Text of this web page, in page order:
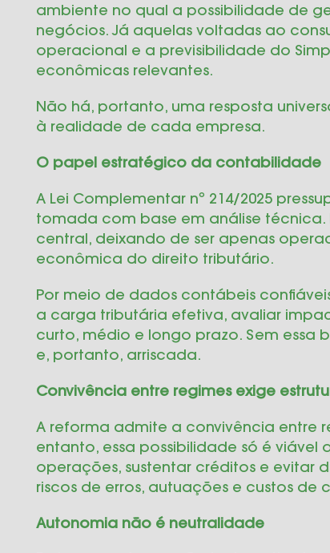
ambiente no qual a possibilidade de
negócios. Já aquelas voltadas ao
operacional e a previsibilidade do
econômicas relevantes.
Não há, portanto, uma resposta
à realidade de cada empresa.
O papel estratégico da contabilidade
A Lei Complementar nº 214/2025
tomada com base em análise técnica.
central, deixando de ser apenas
econômica do direito tributário.
Por meio de dados contábeis
a carga tributária efetiva, avaliar
curto, médio e longo prazo. Sem
e, portanto, arriscada.
Convivência entre regimes exige
A reforma admite a convivência entre
entanto, essa possibilidade só é
operações, sustentar créditos e evitar
riscos de erros, autuações e custos de
Autonomia não é neutralidade